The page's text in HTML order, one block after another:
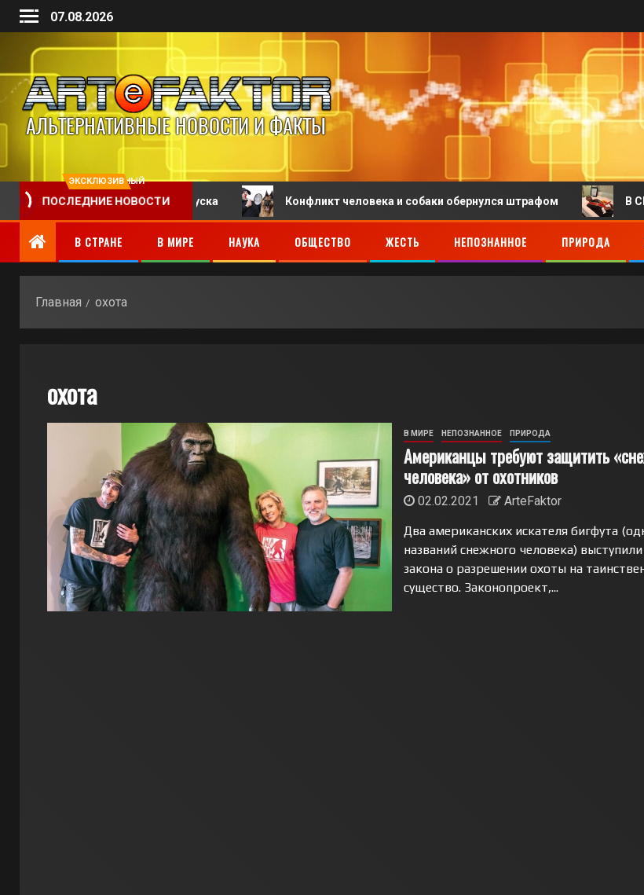
07.08.2026
ЭКСКЛЮЗИВНЫЙ
ПОСЛЕДНИЕ НОВОСТИ
дней оплачиваемого отпуска Конфликт человека и собаки обернулся штрафом В США
В СТРАНЕ В МИРЕ НАУКА ОБЩЕСТВО ЖЕСТЬ НЕПОЗНАННОЕ ПРИРОДА
Главная охота
охота
В МИРЕ НЕПОЗНАННОЕ ПРИРОДА
Американцы требуют защитить
человека» от охотников
02.02.2021
ArteFaktor
Два американских искателя бигфута
названий снежного человека)
закона о разрешении охоты на
существо. Законопроект,...